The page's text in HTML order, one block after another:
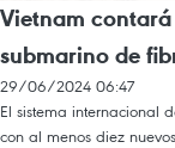
Vietnam
submarino de
29/06/2024 06:47
El sistema internacional
con al menos diez